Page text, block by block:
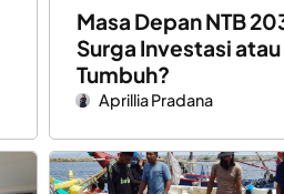
Masa Depan NTB
Surga Investasi
Tumbuh?
Aprillia Pradana